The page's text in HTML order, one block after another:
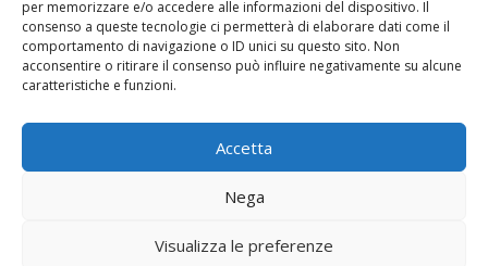
per memorizzare e/o accedere alle informazioni del dispositivo. Il
consenso a queste tecnologie ci permetterà di elaborare dati come il
comportamento di navigazione o ID unici su questo sito. Non
acconsentire o ritirare il consenso può influire negativamente su alcune
caratteristiche e funzioni.
Accetta
Nega
Visualizza le preferenze
Checkout
CONTACT INFO
+39 342 94 34 260
info@yume-collection.eu
Yume Collection ©2021 All rights reserved.